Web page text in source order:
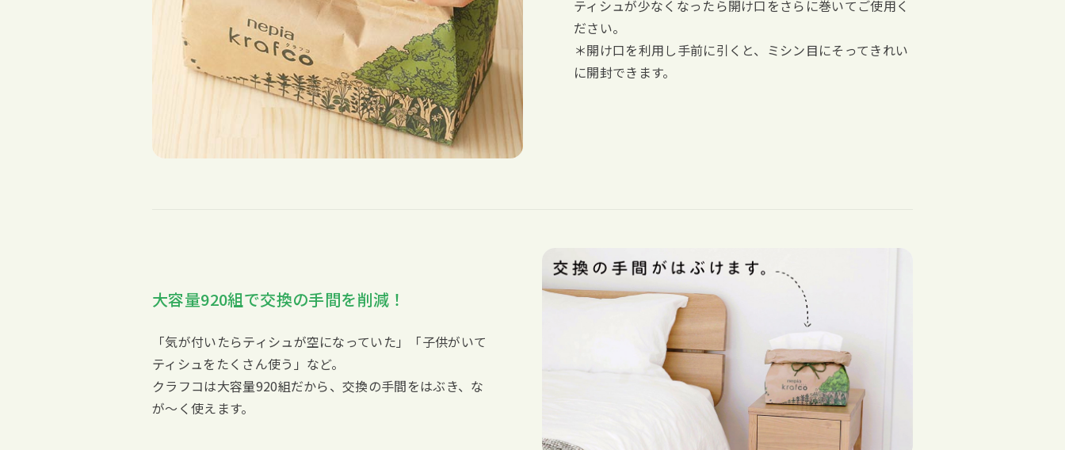
ティシュが少なくなったら開け口をさらに巻いてご使用く
ださい。
＊開け口を利用し手前に引くと、ミシン目にそってきれい
に開封できます。
大容量920組で交換の手間を削減！
「気が付いたらティシュが空になっていた」「子供がいて
ティシュをたくさん使う」など。
クラフコは大容量920組だから、交換の手間をはぶき、な
が〜く使えます。